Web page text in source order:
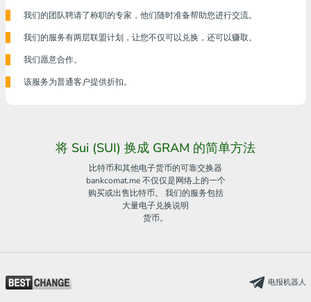
我们的团队聘请了称职的专家，他们随时准备帮助您进行交流。
我们的服务有两层联盟计划，让您不仅可以兑换，还可以赚取。
我们愿意合作。
该服务为普通客户提供折扣。
将 Sui (SUI) 换成 GRAM 的简单方法
比特币和其他电子货币的可靠交换器
bankcomat.me 不仅仅是网络上的一个
购买或出售比特币。 我们的服务包括
大量电子兑换说明
货币。
电报机器人